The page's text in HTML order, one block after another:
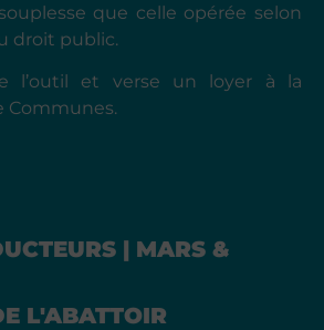
que celle opérée selon
droit public.
l’outil et verse un loyer à la
Communes.
| MARS &
L'ABATTOIR